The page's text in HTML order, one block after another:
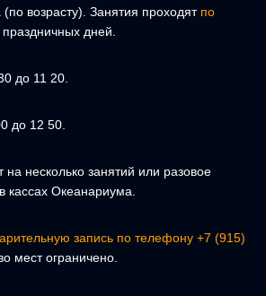
(по возрасту). Занятия проходят по
дней.
до 11 20.
до 12 50.
несколько занятий или разовое
Океанариума.
запись по телефону +7 (915)
мест ограничено.